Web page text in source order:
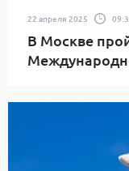
22 апреля 2025
В Москве